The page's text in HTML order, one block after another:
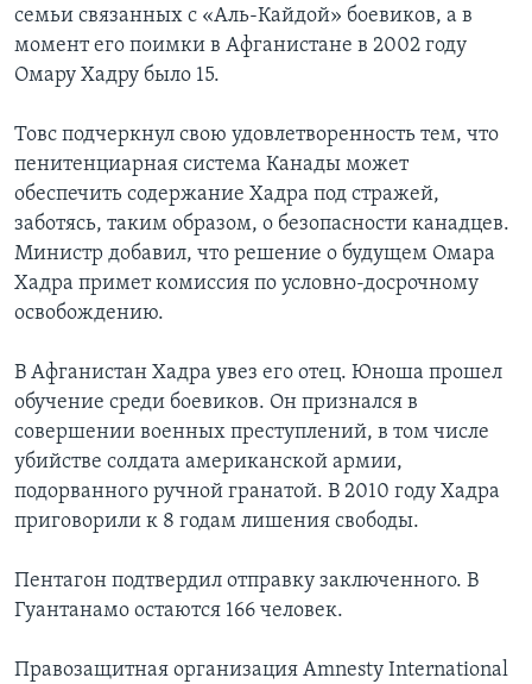
семьи связанных с «Аль-Кайдой» боевиков, а в
момент его поимки в Афганистане в 2002 году
Омару Хадру было 15.
Товс подчеркнул свою удовлетворенность тем, что
пенитенциарная система Канады может
обеспечить содержание Хадра под стражей,
заботясь, таким образом, о безопасности канадцев.
Министр добавил, что решение о будущем Омара
Хадра примет комиссия по условно-досрочному
освобождению.
В Афганистан Хадра увез его отец. Юноша прошел
обучение среди боевиков. Он признался в
совершении военных преступлений, в том числе
убийстве солдата американской армии,
подорванного ручной гранатой. В 2010 году Хадра
приговорили к 8 годам лишения свободы.
Пентагон подтвердил отправку заключенного. В
Гуантанамо остаются 166 человек.
Правозащитная организация Amnesty International